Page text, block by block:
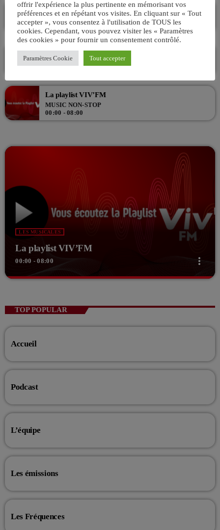
VIV & TUBES Avec Charles
ANIMÉ PAR CHARLES
18:00 - 21:00
Viv’In Club – Startek !
AVEC TRÉSARUS
La playlist VIV’FM
MUSIC NON-STOP
00:00 - 08:00
LES MUSICALES
La playlist VIV’FM
00:00 - 08:00 more_vert
TOP POPULAR
Accueil
Podcast
L’équipe
Les émissions
Les Fréquences
offrir l'expérience la plus pertinente en mémorisant vos
préférences et en répétant vos visites. En cliquant sur « Tout
accepter », vous consentez à l'utilisation de TOUS les
cookies. Cependant, vous pouvez visiter les « Paramètres
des cookies » pour fournir un consentement contrôlé.
Paramètres Cookie Tout accepter